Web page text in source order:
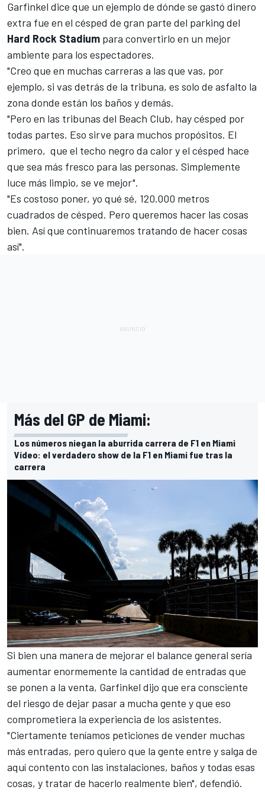
Garfinkel dice que un ejemplo de dónde se gastó dinero
extra fue en el césped de gran parte del parking del
Hard Rock Stadium para convertirlo en un mejor
ambiente para los espectadores.
"Creo que en muchas carreras a las que vas, por
ejemplo, si vas detrás de la tribuna, es solo de asfalto la
zona donde están los baños y demás.
"Pero en las tribunas del Beach Club, hay césped por
todas partes. Eso sirve para muchos propósitos. El
primero, que el techo negro da calor y el césped hace
que sea más fresco para las personas. Simplemente
luce más limpio, se ve mejor".
"Es costoso poner, yo qué sé, 120.000 metros
cuadrados de césped. Pero queremos hacer las cosas
bien. Así que continuaremos tratando de hacer cosas
así".
Más del GP de Miami:
Los números niegan la aburrida carrera de F1 en Miami
Vídeo: el verdadero show de la F1 en Miami fue tras la
carrera
Si bien una manera de mejorar el balance general sería
aumentar enormemente la cantidad de entradas que
se ponen a la venta, Garfinkel dijo que era consciente
del riesgo de dejar pasar a mucha gente y que eso
comprometiera la experiencia de los asistentes.
"Ciertamente teníamos peticiones de vender muchas
más entradas, pero quiero que la gente entre y salga de
aquí contento con las instalaciones, baños y todas esas
cosas, y tratar de hacerlo realmente bien", defendió.